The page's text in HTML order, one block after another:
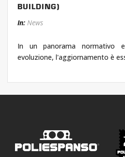
BUILDING)
In: News
In un panorama normativo
evoluzione, l'aggiornamento è